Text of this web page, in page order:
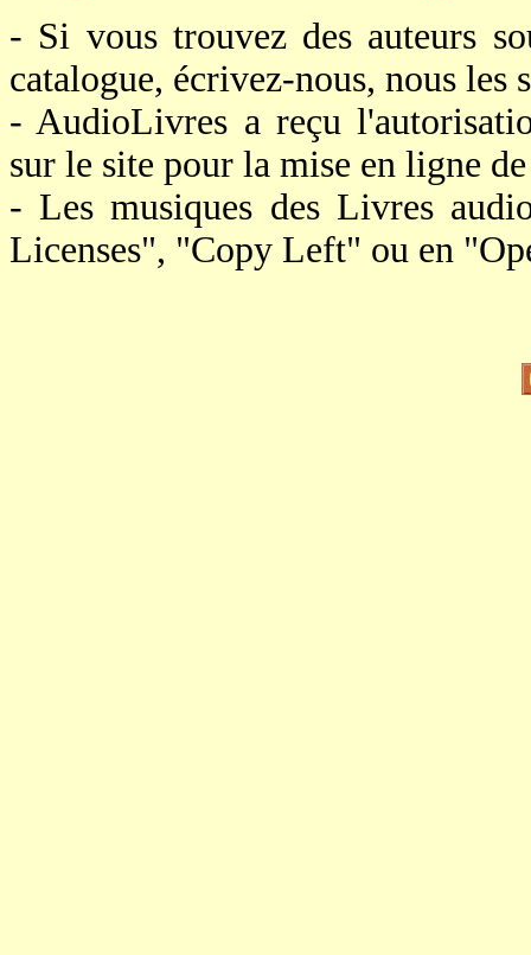
- Si vous trouvez des auteurs
catalogue, écrivez-nous, nous
- AudioLivres a reçu
sur le site pour la mise en ligne
- Les musiques des Livres
Licenses", "Copy Left" ou en